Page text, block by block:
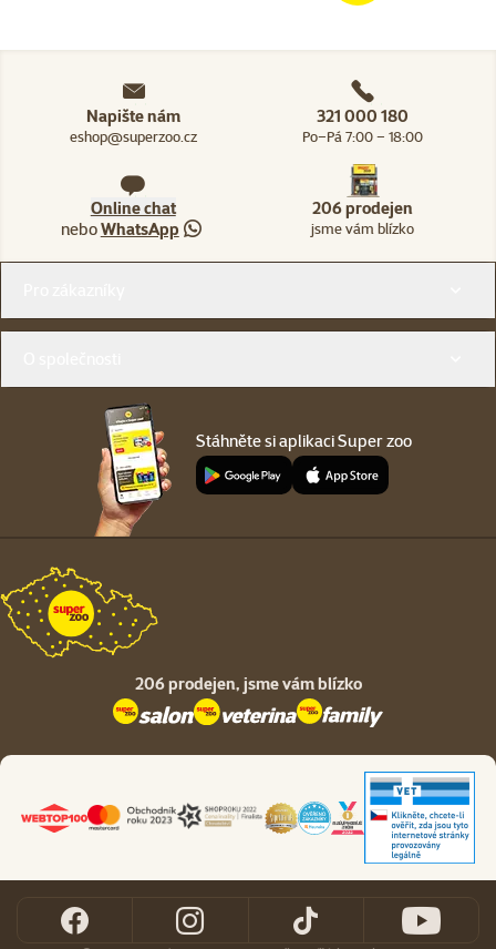
Napište nám
eshop@superzoo.cz
321 000 180
Po–Pá 7:00 – 18:00
Online chat
neboWhatsApp
206 prodejen
jsme vám blízko
Stáhněte si aplikaci Super zoo
206 prodejen, jsme vám blízko